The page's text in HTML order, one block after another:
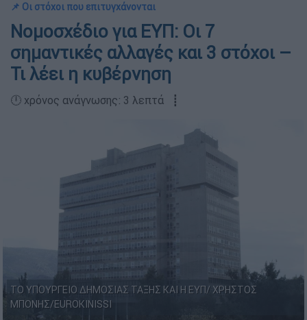
📌 Οι στόχοι που επιτυγχάνονται
Νομοσχέδιο για ΕΥΠ: Οι 7
σημαντικές αλλαγές και 3 στόχοι –
Τι λέει η κυβέρνηση
🕛 χρόνος ανάγνωσης: 3 λεπτά ┋
TΟ ΥΠΟΥΡΓΕΙΟ ΔΗΜΟΣΙΑΣ ΤΑΞΗΣ ΚΑΙ Η ΕΥΠ/ ΧΡΗΣΤΟΣ
ΜΠΟΝΗΣ/EUROKINISSI